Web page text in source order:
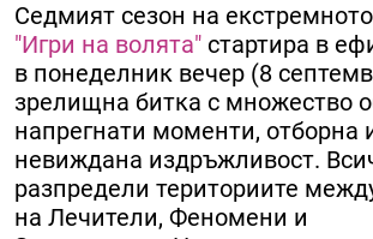
Седмият сезон на
"Игри на волята" стартира в
в понеделник вечер (8
зрелищна битка с множество
напрегнати моменти, отборна
невиждана издръжливост.
разпредели териториите
на Лечители, Феномени и